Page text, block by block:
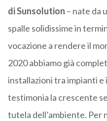
di Sunsolution – nate da
spalle solidissime in
vocazione a rendere il
2020 abbiamo già
installazioni tra impianti
testimonia la crescente
tutela dell’ambiente. Per